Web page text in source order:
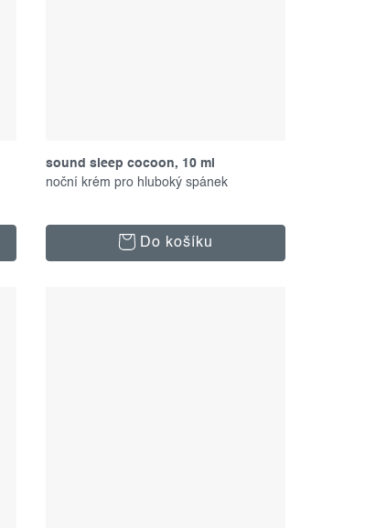
sound sleep cocoon, 10 ml
noční krém pro hluboký spánek
Do košíku